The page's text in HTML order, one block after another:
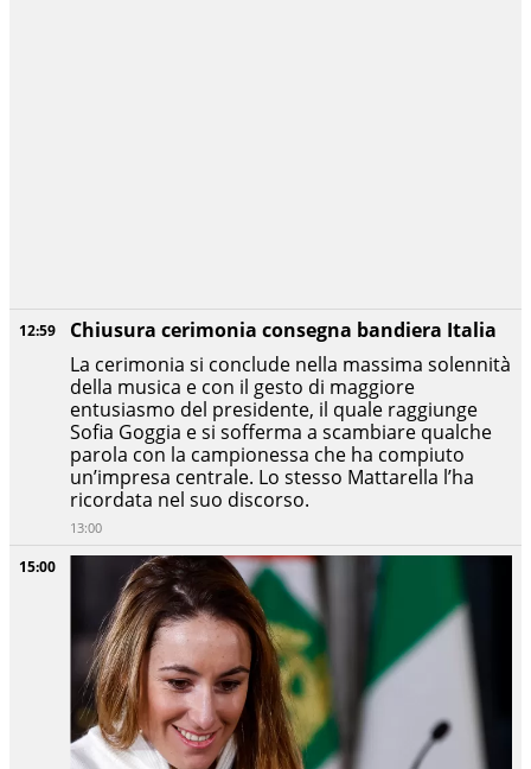
15:00
12:59
Chiusura cerimonia consegna bandiera Italia
La cerimonia si conclude nella massima solennità
della musica e con il gesto di maggiore
entusiasmo del presidente, il quale raggiunge
Sofia Goggia e si sofferma a scambiare qualche
parola con la campionessa che ha compiuto
un’impresa centrale. Lo stesso Mattarella l’ha
ricordata nel suo discorso.
13:00